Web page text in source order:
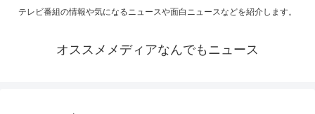
テレビ番組の情報や気になるニュースや面白ニュースなどを紹介します。
オススメメディアなんでもニュース